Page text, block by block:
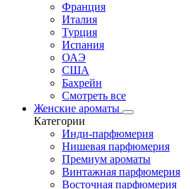
Франция
Италия
Турция
Испания
ОАЭ
США
Бахрейн
Смотреть все
Женские ароматы
Категории
Инди-парфюмерия
Нишевая парфюмерия
Премиум ароматы
Винтажная парфюмерия
Восточная парфюмерия